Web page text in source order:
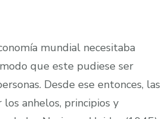
mundial necesitaba
que este pudiese ser
Desde ese entonces, las
anhelos, principios y